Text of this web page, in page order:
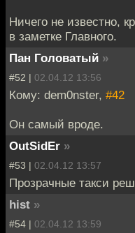
Ничего не известно,
в заметке Главного.
Пан Головатый »
#52 | 02.04.12 13:56
Кому: dem0nster, #42
Он самый вроде.
OutSidEr »
#53 | 02.04.12 13:57
Прозрачные такси
hist »
#54 | 02.04.12 13:59